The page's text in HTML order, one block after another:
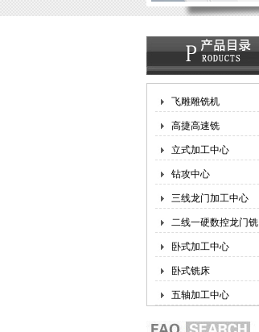
飞雕雕铣机
高捷高速铣
立式加工中心
钻攻中心
三线龙门加工中心
二线一硬数控龙门铣
卧式加工中心
卧式铣床
五轴加工中心